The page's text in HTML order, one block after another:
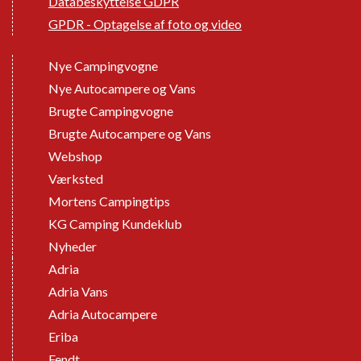
GPDR - Optagelse af foto og video
Nye Campingvogne
Nye Autocampere og Vans
Brugte Campingvogne
Brugte Autocampere og Vans
Webshop
Værksted
Mortens Campingtips
KG Camping Kundeklub
Nyheder
Adria
Adria Vans
Adria Autocampere
Eriba